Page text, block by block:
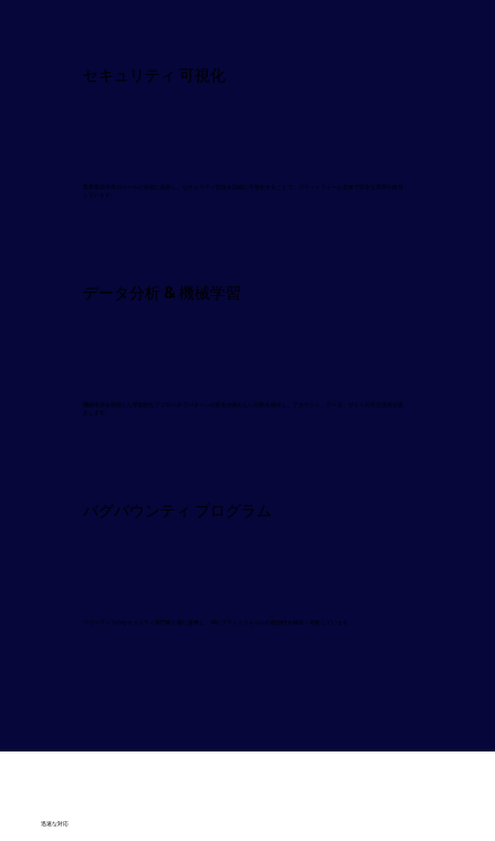
セキュリティ 可視化
業界最高水準のツールと技術に投資し、セキュリティ状況を詳細に可視化することで、プラットフォーム全体で安全な運用を維持
しています。
データ分析 & 機械学習
機械学習を使用した革新的なアプローチでパターンの変化や疑わしい活動を検出し、アカウント、データ、サイトの不正使用を阻
止します。
バグバウンティ プログラム
フリーランスのセキュリティ専門家と密に連携し、Wix プラットフォームの脆弱性を検出・対処しています。
迅速な対応